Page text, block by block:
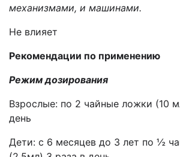
механизмами, и машинами.
Не влияет
Рекомендации по применению
Режим дозирования
Взрослые: по 2 чайные ложки (10
день
Дети: с 6 месяцев до 3 лет по ½